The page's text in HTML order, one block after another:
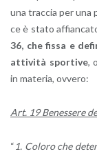
una trac­cia per una
ce è stato
36, che fissa e
at­ti­vi­tà spor­ti­ve,
in ma­te­ria, ov­ve­ro:
Art. 19 Be­nes­se­re
“1. Co­lo­ro che